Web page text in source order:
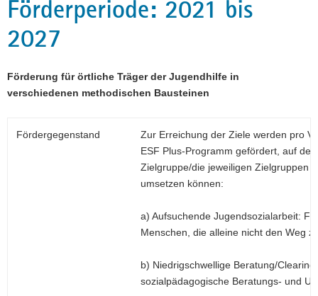
v
i
a
t
o
Förderperiode: 2021 bis
2027
Förderung für örtliche Träger der Jugendhilfe in
verschiedenen methodischen Bausteinen
Fördergegenstand
Zur Erreichung der Ziele werden pro
ESF Plus-Programm gefördert, auf
Zielgruppe/die jeweiligen Zielgruppen
umsetzen können:
a) Aufsuchende Jugendsozialarbeit:
Menschen, die alleine nicht den Weg
b) Niedrigschwellige Beratung/
sozialpädagogische Beratungs- und